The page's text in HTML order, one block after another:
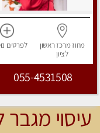
מחוז מרכזראשון
לציון
לפרטים
055-4531508
עיסוי